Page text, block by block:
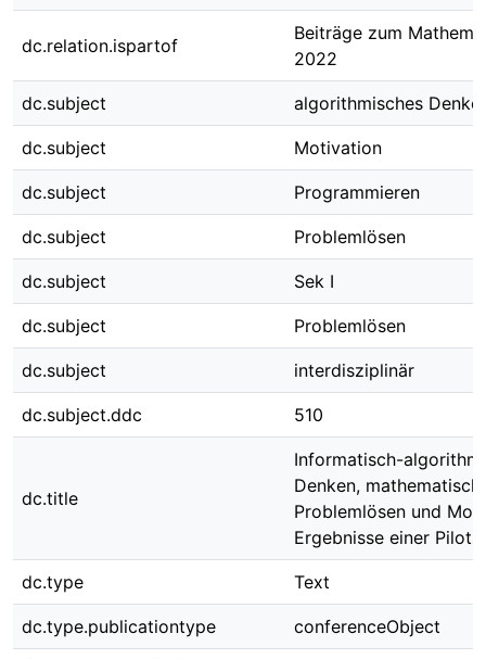
dc.relation.ispartof
Beiträge zum
2022
dc.subject algorithmisches
dc.subject Motivation
dc.subject Programmieren
dc.subject Problemlösen
dc.subject Sek I
dc.subject Problemlösen
dc.subject interdisziplinär
dc.subject.ddc 510
dc.title
Informatisch-
Denken,
Problemlösen und
Ergebnisse einer
dc.type Text
dc.type.publicationtype conferenceObject